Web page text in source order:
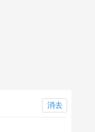
消去